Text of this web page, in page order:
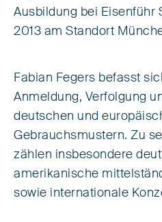
Ausbildung bei Eisenführ
2013 am Standort
Fabian Fegers befasst
Anmeldung, Verfolgung
deutschen und
Gebrauchsmustern. Zu
zählen insbesondere
amerikanische
sowie internationale